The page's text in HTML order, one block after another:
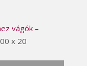
vágók –
x 20